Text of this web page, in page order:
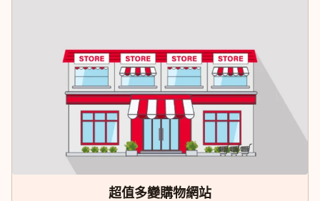
超值多變購物網站